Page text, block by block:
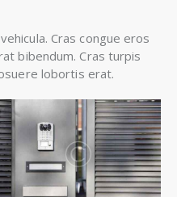
Cras congue eros
bibendum. Cras turpis
lobortis erat.